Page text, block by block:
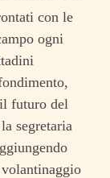
con le
ogni
futuro del
segretaria